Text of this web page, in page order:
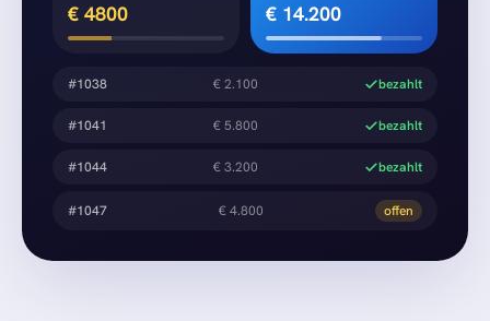
€ 4800 € 14.200
#1038 € 2.100 bezahlt
#1041 € 5.800 bezahlt
#1044 € 3.200 bezahlt
#1047 € 4.800 offen